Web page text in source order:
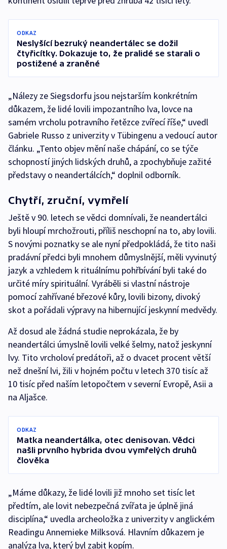
ODKAZ
Neslyšící bezruký neandertálec se dožil
čtyřicítky. Dokazuje to, že pralidé se starali o
postižené a zraněné
„Nálezy ze Siegsdorfu jsou nejstarším konkrétním
důkazem, že lidé lovili impozantního lva, lovce na
samém vrcholu potravního řetězce zvířecí říše,“ uvedl
Gabriele Russo z univerzity v Tübingenu a vedoucí autor
článku. „Tento objev mění naše chápání, co se týče
schopností jiných lidských druhů, a zpochybňuje zažité
představy o neandertálcích,“ doplnil odborník.
Chytří, zruční, vymřelí
Ještě v 90. letech se vědci domnívali, že neandertálci
byli hloupí mrchožrouti, příliš neschopní na to, aby lovili.
S novými poznatky se ale nyní předpokládá, že tito naši
pradávní předci byli mnohem důmyslnější, měli vyvinutý
jazyk a vzhledem k rituálnímu pohřbívání byli také do
určité míry spirituální. Vyráběli si vlastní nástroje
pomocí zahřívané březové kůry, lovili bizony, divoký
skot a pořádali výpravy na hibernující jeskynní medvědy.
Až dosud ale žádná studie neprokázala, že by
neandertálci úmyslně lovili velké šelmy, natož jeskynní
lvy. Tito vrcholoví predátoři, až o dvacet procent větší
než dnešní lvi, žili v hojném počtu v letech 370 tisíc až
10 tisíc před naším letopočtem v severní Evropě, Asii a
na Aljašce.
ODKAZ
Matka neandertálka, otec denisovan. Vědci
našli prvního hybrida dvou vymřelých druhů
člověka
„Máme důkazy, že lidé lovili již mnoho set tisíc let
předtím, ale lovit nebezpečná zvířata je úplně jiná
disciplína,“ uvedla archeoložka z univerzity v anglickém
Readingu Annemieke Milksová. Hlavním důkazem je
analýza lva, který byl zabit kopím.